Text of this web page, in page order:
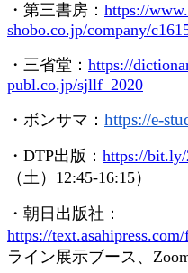
・第三書房： https://
shobo.co.jp/company/
・三省堂： https://
publ.co.jp/sjllf_2020
・ボンサマ： https://e-
・ DTP出版： https://
（土） 12:45-16:15）
・朝日出版社：
https://
ライン展示ブース、